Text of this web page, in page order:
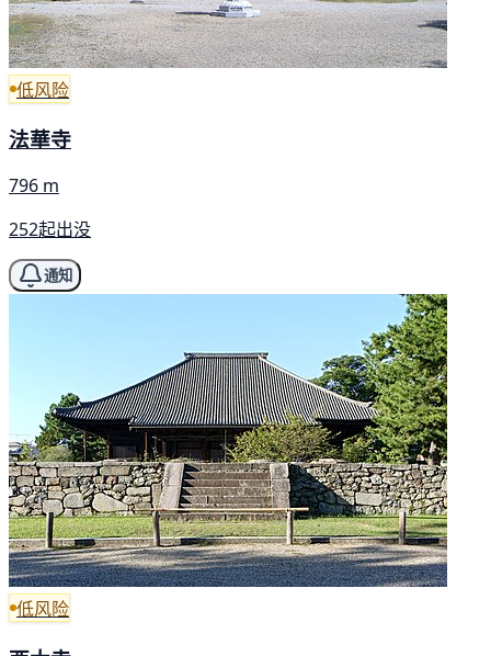
低风险
法華寺
796 m
252起出没
通知
低风险